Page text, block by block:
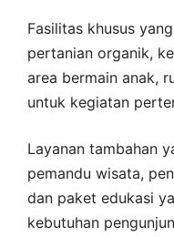
Fasilitas khusus
pertanian organik,
area bermain anak,
untuk kegiatan
Layanan tambahan
pemandu wisata,
dan paket edukasi
kebutuhan